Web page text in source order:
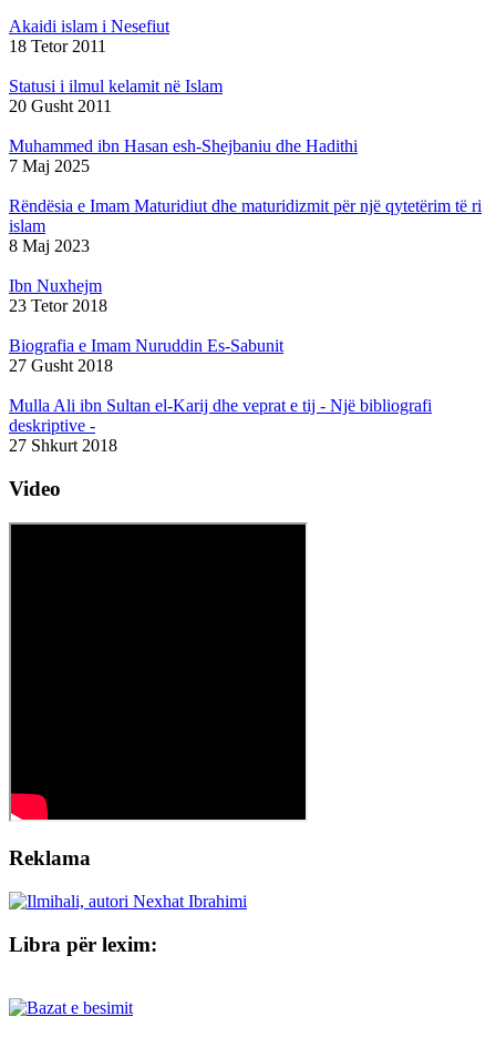
Akaidi islam i Nesefiut
18 Tetor 2011
Statusi i ilmul kelamit në Islam
20 Gusht 2011
Muhammed ibn Hasan esh-Shejbaniu dhe Hadithi
7 Maj 2025
Rëndësia e Imam Maturidiut dhe maturidizmit për një qytetërim të ri
islam
8 Maj 2023
Ibn Nuxhejm
23 Tetor 2018
Biografia e Imam Nuruddin Es-Sabunit
27 Gusht 2018
Mulla Ali ibn Sultan el-Karij dhe veprat e tij - Një bibliografi
deskriptive -
27 Shkurt 2018
Video
Reklama
Libra për lexim: